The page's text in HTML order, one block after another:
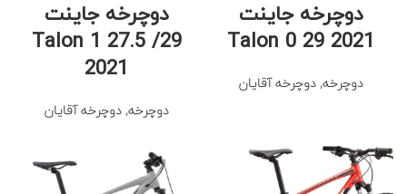
دوچرخه جاینت
Talon 0 29 2021
دوچرخه, دوچرخه آقایان
دوچرخه جاینت
Talon 1 27.5 /29
2021
دوچرخه, دوچرخه آقایان